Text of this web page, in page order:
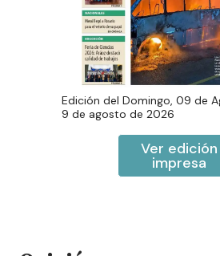
Edición del Domingo, 09 de
9 de agosto de 2026
Ver edición
impresa